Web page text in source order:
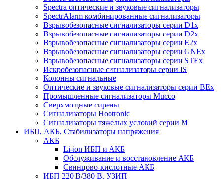
Spectra оптические и звуковые сигнализаторы
SpectrAlarm комбинированные сигнализаторы
Взрывобезопасные сигнализаторы серии D1x
Взрывобезопасные сигнализаторы серии D2x
Взрывобезопасные сигнализаторы серии E2x
Взрывобезопасные сигнализаторы серии GNEx
Взрывобезопасные сигнализаторы серии STEx
Искробезопасные сигнализаторы серии IS
Колонны сигнальные
Оптические и звуковые сигнализаторы серии BEx
Промышленные сигнализаторы Mucco
Сверхмощные сирены
Сигнализаторы Hootronic
Сигнализаторы тяжелых условий серии M
ИБП, АКБ, Стабилизаторы напряжения
АКБ
Li-ion ИБП и АКБ
Обслуживание и восстановление АКБ
Свинцово-кислотные АКБ
ИБП 220 В/380 В. УЗИП